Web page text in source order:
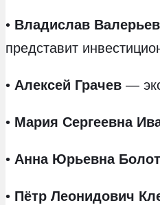
• Владислав
представит
• Алексей Грачев —
• Мария Сергеевна
• Анна Юрьевна
• Пётр Леонидович